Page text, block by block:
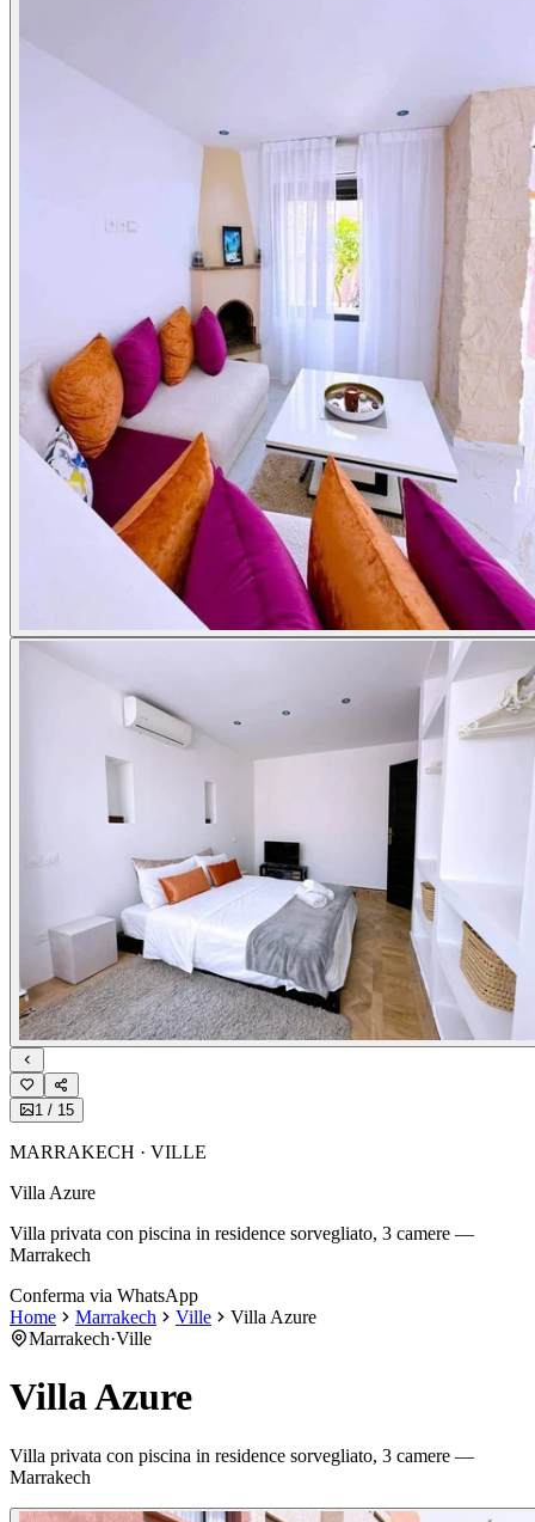
1 / 15
MARRAKECH · VILLE
Villa Azure
Villa privata con piscina in residence sorvegliato, 3 camere —
Marrakech
Conferma via WhatsApp
Home
Marrakech Ville
Villa Azure
Marrakech·Ville
Villa Azure
Villa privata con piscina in residence sorvegliato, 3 camere —
Marrakech